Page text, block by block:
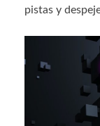
pistas y